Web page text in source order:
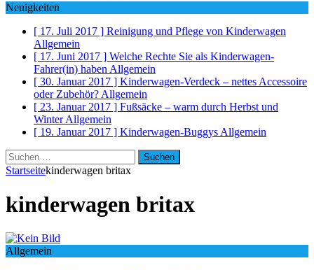
Neuigkeiten
[ 17. Juli 2017 ] Reinigung und Pflege von Kinderwagen
Allgemein
[ 17. Juni 2017 ] Welche Rechte Sie als Kinderwagen-
Fahrer(in) haben Allgemein
[ 30. Januar 2017 ] Kinderwagen-Verdeck – nettes Accessoire
oder Zubehör? Allgemein
[ 23. Januar 2017 ] Fußsäcke – warm durch Herbst und
WinterAllgemein
[ 19. Januar 2017 ] Kinderwagen-Buggys Allgemein
Suchen
nach:
Startseitekinderwagen britax
kinderwagen britax
Allgemein